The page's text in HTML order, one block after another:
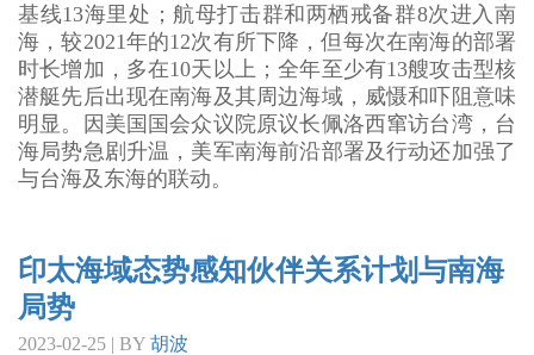
基线13海里处；航母打击群和两栖戒备群8次进入南
海，较2021年的12次有所下降，但每次在南海的部署
时长增加，多在10天以上；全年至少有13艘攻击型核
潜艇先后出现在南海及其周边海域，威慑和吓阻意味
明显。因美国国会众议院原议长佩洛西窜访台湾，台
海局势急剧升温，美军南海前沿部署及行动还加强了
与台海及东海的联动。
印太海域态势感知伙伴关系计划与南海
局势
2023-02-25 | BY 胡波